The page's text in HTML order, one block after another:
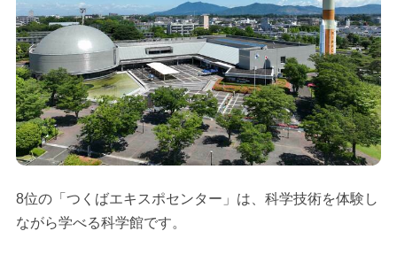
8位の「つくばエキスポセンター」は、科学技術を体験し
ながら学べる科学館です。